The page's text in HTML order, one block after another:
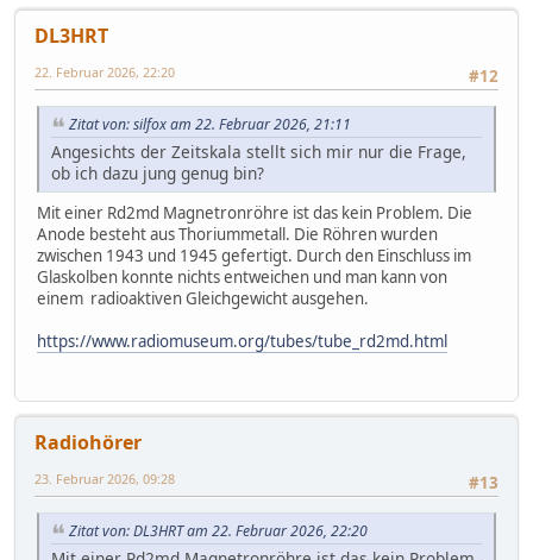
DL3HRT
#12
22. Februar 2026, 22:20
Zitat von: silfox am 22. Februar 2026, 21:11
Angesichts der Zeitskala stellt sich mir nur die Frage,
ob ich dazu jung genug bin?
Mit einer Rd2md Magnetronröhre ist das kein Problem. Die
Anode besteht aus Thoriummetall. Die Röhren wurden
zwischen 1943 und 1945 gefertigt. Durch den Einschluss im
Glaskolben konnte nichts entweichen und man kann von
einem radioaktiven Gleichgewicht ausgehen.
https://www.radiomuseum.org/tubes/tube_rd2md.html
Radiohörer
#13
23. Februar 2026, 09:28
Zitat von: DL3HRT am 22. Februar 2026, 22:20